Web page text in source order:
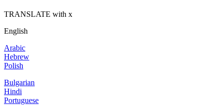
TRANSLATE with x
English
Arabic
Hebrew
Polish
Bulgarian
Hindi
Portuguese